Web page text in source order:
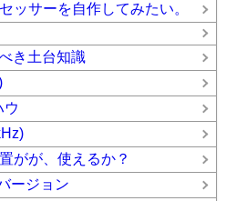
サーを自作してみたい。
き土台知識
ウ
がが、使えるか？
ージョン